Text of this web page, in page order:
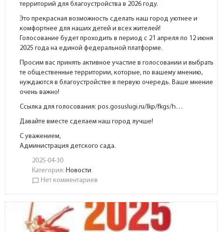
территорий для благоустройства в 2026 году.
Это прекрасная возможность сделать наш город уютнее и
комфортнее для наших детей и всех жителей!
Голосование будет проходить в период с 21 апреля по 12 июня
2025 года на единой федеральной платформе.
Просим вас принять активное участие в голосовании и выбрать
те общественные территории, которые, по вашему мнению,
нуждаются в благоустройстве в первую очередь. Ваше мнение
очень важно!
Ссылка для голосования:pos.gosuslugi.ru/lkp/fkgs/h…
Давайте вместе сделаем наш город лучше!
С уважением,
Администрация детского сада.
2025-04-30
Категория:Новости
chat_bubble_outline Нет комментариев